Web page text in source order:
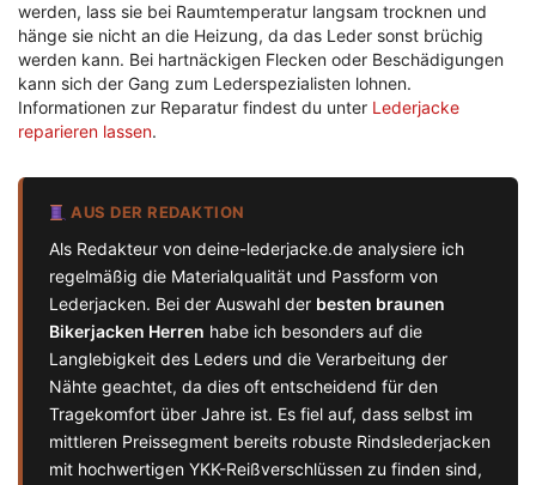
werden, lass sie bei Raumtemperatur langsam trocknen und
hänge sie nicht an die Heizung, da das Leder sonst brüchig
werden kann. Bei hartnäckigen Flecken oder Beschädigungen
kann sich der Gang zum Lederspezialisten lohnen.
Informationen zur Reparatur findest du unter Lederjacke
reparieren lassen.
AUS DER REDAKTION
Als Redakteur von deine-lederjacke.de analysiere ich
regelmäßig die Materialqualität und Passform von
Lederjacken. Bei der Auswahl der besten braunen
Bikerjacken Herren habe ich besonders auf die
Langlebigkeit des Leders und die Verarbeitung der
Nähte geachtet, da dies oft entscheidend für den
Tragekomfort über Jahre ist. Es fiel auf, dass selbst im
mittleren Preissegment bereits robuste Rindslederjacken
mit hochwertigen YKK-Reißverschlüssen zu finden sind,